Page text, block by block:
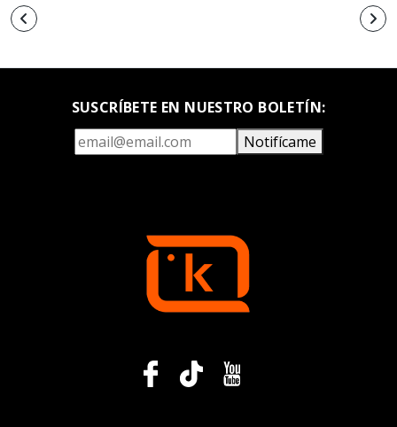
SUSCRÍBETE EN NUESTRO BOLETÍN:
Notifícame